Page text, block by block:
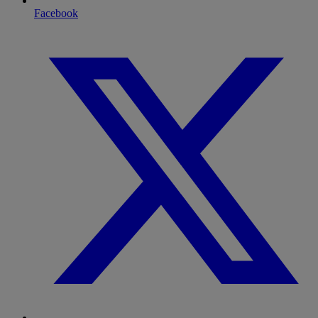
Facebook